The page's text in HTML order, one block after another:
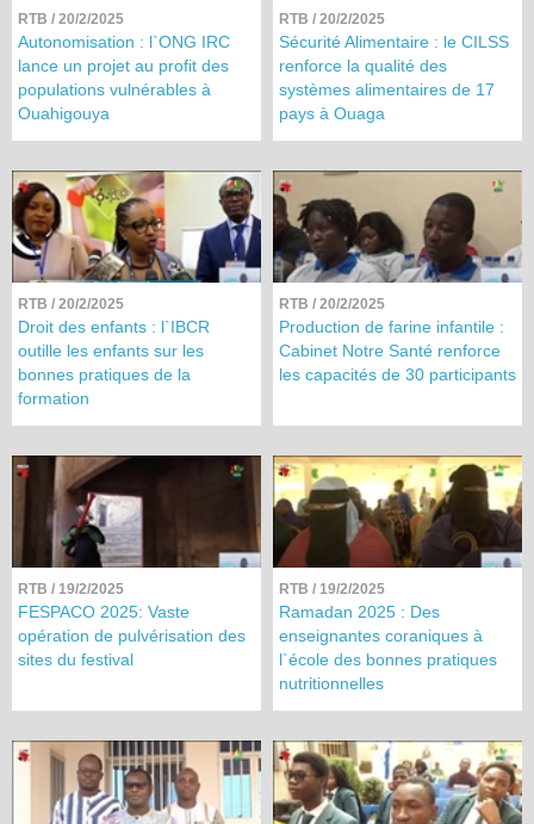
RTB / 20/2/2025
Autonomisation : l`ONG IRC
lance un projet au profit des
populations vulnérables à
Ouahigouya
RTB / 20/2/2025
Sécurité Alimentaire : le CILSS
renforce la qualité des
systèmes alimentaires de 17
pays à Ouaga
RTB / 20/2/2025
Droit des enfants : l`IBCR
outille les enfants sur les
bonnes pratiques de la
formation
RTB / 20/2/2025
Production de farine infantile :
Cabinet Notre Santé renforce
les capacités de 30 participants
RTB / 19/2/2025
FESPACO 2025: Vaste
opération de pulvérisation des
sites du festival
RTB / 19/2/2025
Ramadan 2025 : Des
enseignantes coraniques à
l`école des bonnes pratiques
nutritionnelles